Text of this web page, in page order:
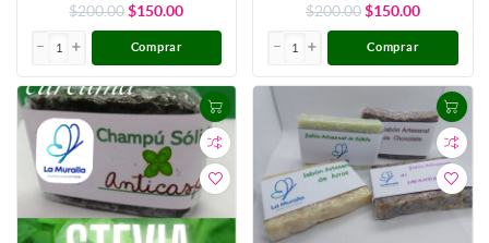
$200.00 $150.00
Comprar
$200.00 $150.00
Comprar